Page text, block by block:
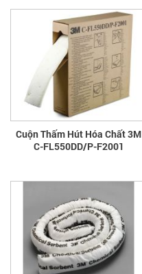
Cuộn Thấm Hút Hóa Chất 3M
C-FL550DD/P-F2001